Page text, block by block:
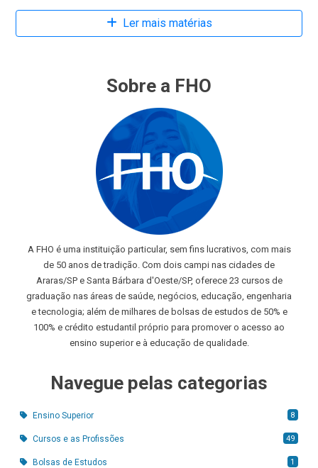
Ler mais matérias
Sobre a FHO
A FHO é uma instituição particular, sem fins lucrativos, com mais
de 50 anos de tradição. Com dois campi nas cidades de
Araras/SP e Santa Bárbara d'Oeste/SP, oferece 23 cursos de
graduação nas áreas de saúde, negócios, educação, engenharia
e tecnologia; além de milhares de bolsas de estudos de 50% e
100% e crédito estudantil próprio para promover o acesso ao
ensino superior e à educação de qualidade.
Navegue pelas categorias
Ensino Superior 8
Cursos e as Profissões 49
Bolsas de Estudos 1